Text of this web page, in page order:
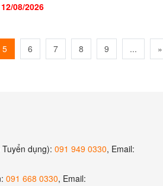
12/08/2026
5 6 7 8 9 ... »
dụng): 091 949 0330, Email:
091 668 0330, Email: